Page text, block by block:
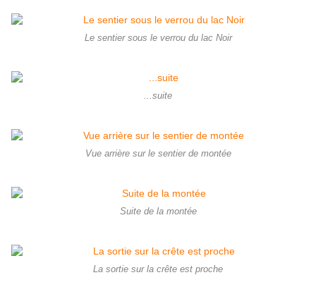
Le sentier sous le verrou du lac Noir
...suite
Vue arrière sur le sentier de montée
Suite de la montée
La sortie sur la crête est proche